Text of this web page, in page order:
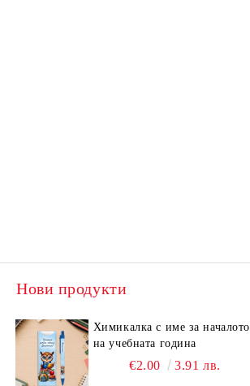
Нови продукти
Химикалка с име за началото
на учебната година
€2.00 3.91 лв.